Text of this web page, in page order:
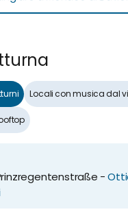
-
Locali con musica dal